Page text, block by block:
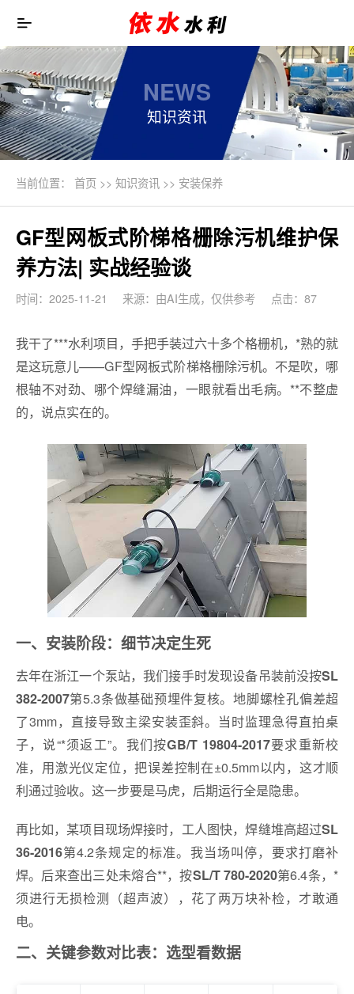
NEWS
知识资讯
当前位置： 首页>> 知识资讯 >> 安装保养
GF型网板式阶梯格栅除污机维护保
养方法| 实战经验谈
时间：2025-11-21 来源：由AI生成，仅供参考 点击：87
我干了***水利项目，手把手装过六十多个格栅机，*熟的就
是这玩意儿——GF型网板式阶梯格栅除污机。不是吹，哪
根轴不对劲、哪个焊缝漏油，一眼就看出毛病。**不整虚
的，说点实在的。
一、安装阶段：细节决定生死
去年在浙江一个泵站，我们接手时发现设备吊装前没按SL
382-2007第5.3条做基础预埋件复核。地脚螺栓孔偏差超
了3mm，直接导致主梁安装歪斜。当时监理急得直拍桌
子，说“*须返工”。我们按GB/T 19804-2017要求重新校
准，用激光仪定位，把误差控制在±0.5mm以内，这才顺
利通过验收。这一步要是马虎，后期运行全是隐患。
再比如，某项目现场焊接时，工人图快，焊缝堆高超过SL
36-2016第4.2条规定的标准。我当场叫停，要求打磨补
焊。后来查出三处未熔合**，按SL/T 780-2020第6.4条，*
须进行无损检测（超声波），花了两万块补检，才敢通
电。
二、关键参数对比表：选型看数据